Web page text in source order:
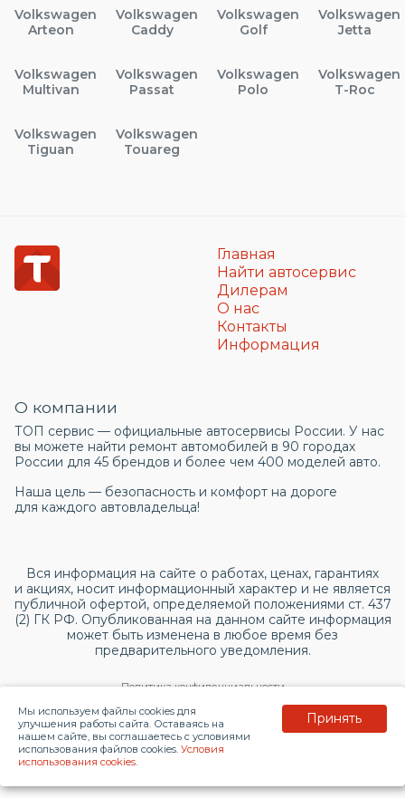
Volkswagen
Arteon
Volkswagen
Caddy
Volkswagen
Golf
Volkswagen
Jetta
Volkswagen
Multivan
Volkswagen
Passat
Volkswagen
Polo
Volkswagen
T-Roc
Volkswagen
Tiguan
Volkswagen
Touareg
Главная
Найти автосервис
Дилерам
О нас
Контакты
Информация
О компании
ТОП сервис — официальные автосервисы России. У нас
вы можете найти ремонт автомобилей в 90 городах
России для 45 брендов и более чем 400 моделей авто.
Наша цель — безопасность и комфорт на дороге
для каждого автовладельца!
Вся информация на сайте о работах, ценах, гарантиях
и акциях, носит информационный характер и не является
публичной офертой, определяемой положениями ст. 437
(2) ГК РФ. Опубликованная на данном сайте информация
может быть изменена в любое время без
предварительного уведомления.
Политика конфиденциальности
Согласие на обработку персональных данных
© 2026 topservice.su
Мы используем файлы cookies для
улучшения работы сайта. Оставаясь на
нашем сайте, вы соглашаетесь с условиями
использования файлов cookies. Условия
использования cookies.
Принять